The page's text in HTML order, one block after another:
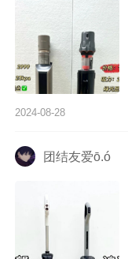
2024-08-28
团结友爱ō.ó